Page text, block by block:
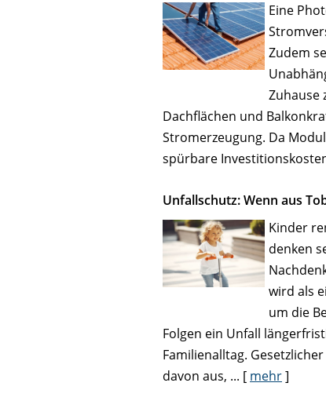
Eine
Zudem
Zuhause
Dachflächen und
Stromerzeugung. Da
spürbare
Unfallschutz: Wenn aus
Kinder
denken
wird als
um die
Folgen ein Unfall
Familienalltag.
davon aus, ... [ mehr]